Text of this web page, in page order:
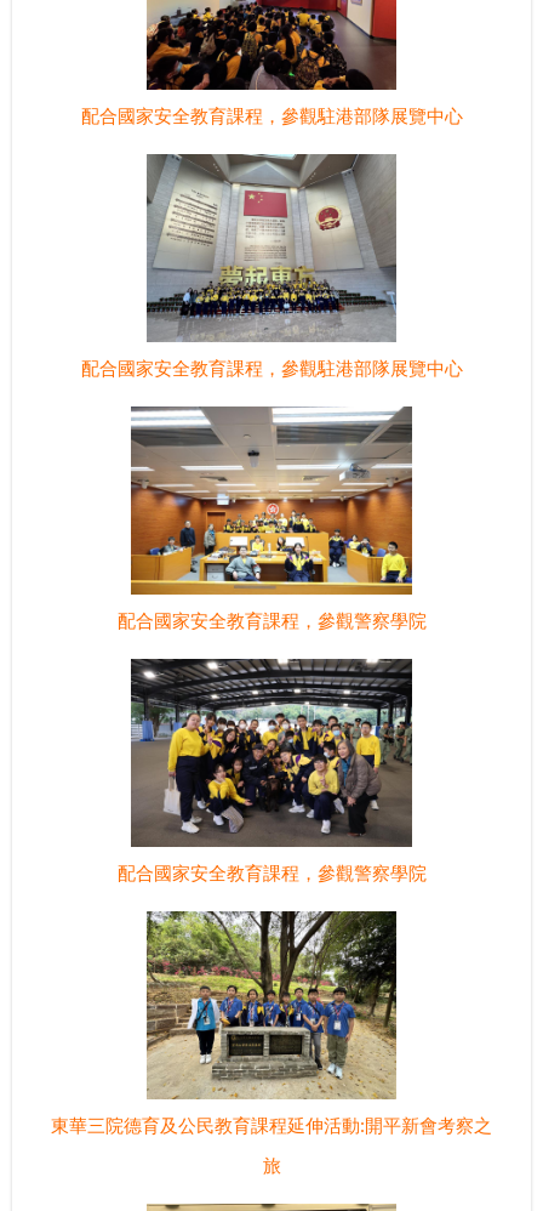
配合國家安全教育課程，參觀駐港部隊展覽中心
配合國家安全教育課程，參觀駐港部隊展覽中心
配合國家安全教育課程，參觀警察學院
配合國家安全教育課程，參觀警察學院
東華三院德育及公民教育課程延伸活動:開平新會考察之
旅